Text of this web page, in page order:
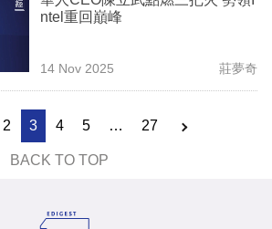
ntel重回巔峰
14 Nov 2025 莊夢奇
2 3 4 5 … 27
BACK TO TOP